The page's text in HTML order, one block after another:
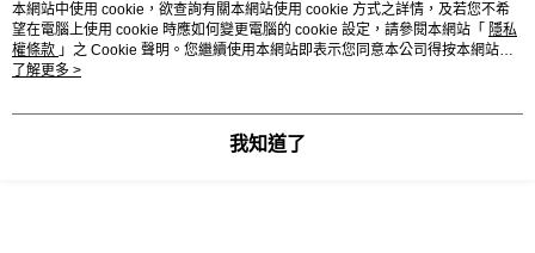
熱門標籤
本網站中使用 cookie，欲查詢有關本網站使用 cookie 方式之詳情，及若您不希
望在電腦上使用 cookie 時應如何變更電腦的 cookie 設定，請參閱本網站「 隱私
權條款 」之 Cookie 聲明。您繼續使用本網站即表示您同意本公司得按本網站使
用條款之 Cookie 聲明使用 cookie。
了解更多 >
我知道了